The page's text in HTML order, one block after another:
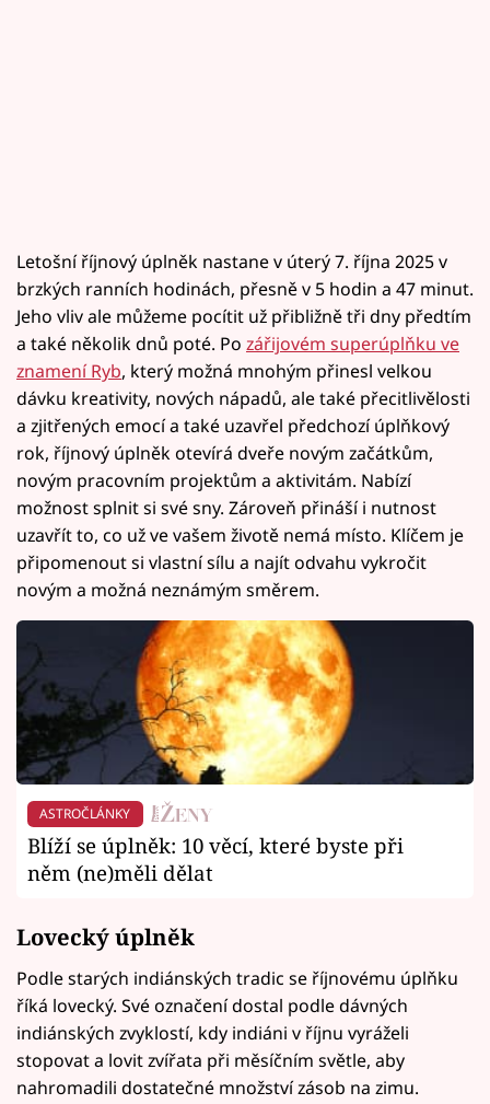
Letošní říjnový úplněk nastane v úterý 7. října 2025 v
brzkých ranních hodinách, přesně v 5 hodin a 47 minut.
Jeho vliv ale můžeme pocítit už přibližně tři dny předtím
a také několik dnů poté. Po zářijovém superúplňku ve
znamení Ryb, který možná mnohým přinesl velkou
dávku kreativity, nových nápadů, ale také přecitlivělosti
a zjitřených emocí a také uzavřel předchozí úplňkový
rok, říjnový úplněk otevírá dveře novým začátkům,
novým pracovním projektům a aktivitám. Nabízí
možnost splnit si své sny. Zároveň přináší i nutnost
uzavřít to, co už ve vašem životě nemá místo. Klíčem je
připomenout si vlastní sílu a najít odvahu vykročit
novým a možná neznámým směrem.
ASTROČLÁNKY
Blíží se úplněk: 10 věcí, které byste při
něm (ne)měli dělat
Lovecký úplněk
Podle starých indiánských tradic se říjnovému úplňku
říká lovecký. Své označení dostal podle dávných
indiánských zvyklostí, kdy indiáni v říjnu vyráželi
stopovat a lovit zvířata při měsíčním světle, aby
nahromadili dostatečné množství zásob na zimu.